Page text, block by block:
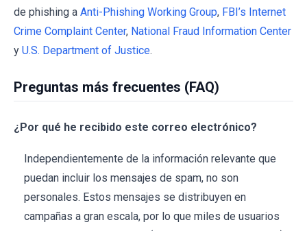
de phishing a Anti-Phishing Working Group, FBI’s Internet
Crime Complaint Center, National Fraud Information Center
y U.S. Department of Justice.
Preguntas más frecuentes (FAQ)
¿Por qué he recibido este correo electrónico?
Independientemente de la información relevante que
puedan incluir los mensajes de spam, no son
personales. Estos mensajes se distribuyen en
campañas a gran escala, por lo que miles de usuarios